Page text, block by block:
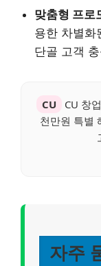
맞춤형 프로
용한 차별화
단골 고객
CU
CU 창
천만원 특별
자주